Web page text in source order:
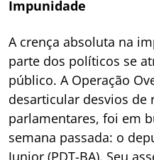
Impunidade
A crença absoluta na
parte dos políticos se
público. A Operação
desarticular desvios de
parlamentares, foi em
semana passada: o
Junior (PDT-BA). Seu